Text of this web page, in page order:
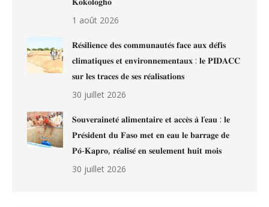
1 août 2026
𝐑𝐞́𝐬𝐢𝐥𝐢𝐞𝐧𝐜𝐞 𝐝𝐞𝐬 𝐜𝐨𝐦𝐦𝐮𝐧𝐚𝐮𝐭𝐞́𝐬 𝐟𝐚𝐜𝐞 𝐚𝐮𝐱 𝐝𝐞́𝐟𝐢𝐬
𝐜𝐥𝐢𝐦𝐚𝐭𝐢𝐪𝐮𝐞𝐬 𝐞𝐭 𝐞𝐧𝐯𝐢𝐫𝐨𝐧𝐧𝐞𝐦𝐞𝐧𝐭𝐚𝐮𝐱 : 𝐥𝐞 𝐏𝐈𝐃𝐀𝐂𝐂
𝐬𝐮𝐫 𝐥𝐞𝐬 𝐭𝐫𝐚𝐜𝐞𝐬 𝐝𝐞 𝐬𝐞𝐬 𝐫𝐞́𝐚𝐥𝐢𝐬𝐚𝐭𝐢𝐨𝐧𝐬
30 juillet 2026
𝐒𝐨𝐮𝐯𝐞𝐫𝐚𝐢𝐧𝐞𝐭𝐞́ 𝐚𝐥𝐢𝐦𝐞𝐧𝐭𝐚𝐢𝐫𝐞 𝐞𝐭 𝐚𝐜𝐜𝐞̀𝐬 𝐚̀ 𝐥’𝐞𝐚𝐮 : 𝐥𝐞
𝐏𝐫𝐞́𝐬𝐢𝐝𝐞𝐧𝐭 𝐝𝐮 𝐅𝐚𝐬𝐨 𝐦𝐞𝐭 𝐞𝐧 𝐞𝐚𝐮 𝐥𝐞 𝐛𝐚𝐫𝐫𝐚𝐠𝐞 𝐝𝐞
𝐏𝐨̂-𝐊𝐚𝐩𝐫𝐨, 𝐫𝐞́𝐚𝐥𝐢𝐬𝐞́ 𝐞𝐧 𝐬𝐞𝐮𝐥𝐞𝐦𝐞𝐧𝐭 𝐡𝐮𝐢𝐭 𝐦𝐨𝐢𝐬
30 juillet 2026